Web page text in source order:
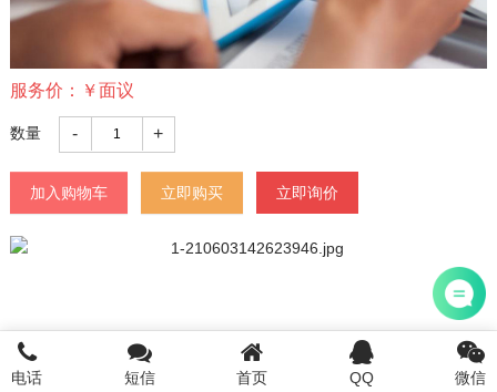
服务价： ￥面议
数量 - +
加入购物车 立即购买 立即询价
首页 注册公司 电话咨询 添加微信 登陆/注册
电话 短信 首页 QQ 微信
dzggj962616